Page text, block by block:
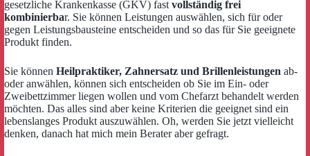
gesetzliche Krankenkasse (GKV) fast vollständig frei
kombinierbar. Sie können Leistungen auswählen, sich für oder
gegen Leistungsbausteine entscheiden und so das für Sie geeignete
Produkt finden.
Sie können Heilpraktiker, Zahnersatz und Brillenleistungen ab-
oder anwählen, können sich entscheiden ob Sie im Ein- oder
Zweibettzimmer liegen wollen und vom Chefarzt behandelt werden
möchten. Das alles sind aber keine Kriterien die geeignet sind ein
lebenslanges Produkt auszuwählen. Oh, werden Sie jetzt vielleicht
denken, danach hat mich mein Berater aber gefragt.